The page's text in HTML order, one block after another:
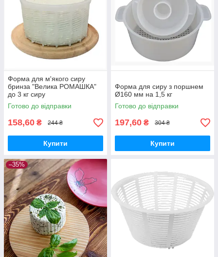
Форма для м'якого сиру
бринза "Велика РОМАШКА"
до 3 кг сиру
Готово до відправки
158,60 ₴ 244 ₴
Купити
Форма для сиру з поршнем
Ø160 мм на 1,5 кг
Готово до відправки
197,60 ₴ 304 ₴
Купити
–35%